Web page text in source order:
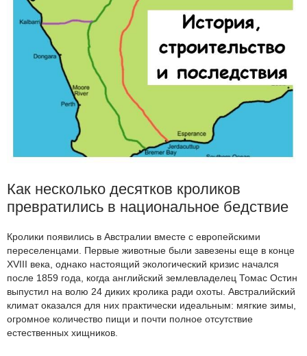
Как несколько десятков кроликов
превратились в национальное бедствие
Кролики появились в Австралии вместе с европейскими
переселенцами. Первые животные были завезены еще в конце
XVIII века, однако настоящий экологический кризис начался
после 1859 года, когда английский землевладелец Томас Остин
выпустил на волю 24 диких кролика ради охоты. Австралийский
климат оказался для них практически идеальным: мягкие зимы,
огромное количество пищи и почти полное отсутствие
естественных хищников.